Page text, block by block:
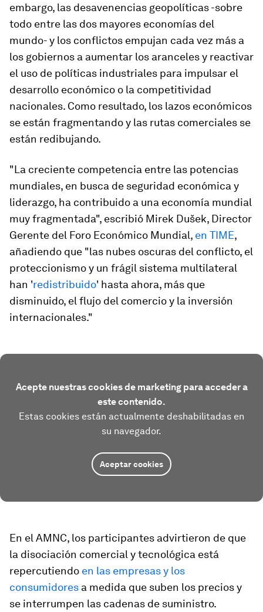
embargo, las desavenencias geopolíticas -sobre
todo entre las dos mayores economías del
mundo- y los conflictos empujan cada vez más a
los gobiernos a aumentar los aranceles y reactivar
el uso de políticas industriales para impulsar el
desarrollo económico o la competitividad
nacionales. Como resultado, los lazos económicos
se están fragmentando y las rutas comerciales se
están redibujando.
"La creciente competencia entre las potencias
mundiales, en busca de seguridad económica y
liderazgo, ha contribuido a una economía mundial
muy fragmentada", escribió Mirek Dušek, Director
Gerente del Foro Económico Mundial, en TIME,
añadiendo que "las nubes oscuras del conflicto, el
proteccionismo y un frágil sistema multilateral
han 'redistribuido' hasta ahora, más que
disminuido, el flujo del comercio y la inversión
internacionales."
Acepte nuestras cookies de marketing para acceder a
este contenido.
Estas cookies están actualmente deshabilitadas en
su navegador.
Aceptar cookies
En el AMNC, los participantes advirtieron de que
la disociación comercial y tecnológica está
repercutiendo en las empresas y los
consumidores a medida que suben los precios y
se interrumpen las cadenas de suministro.